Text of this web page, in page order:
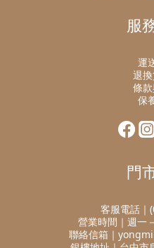
服
運
退
條
保
門
客服電話｜
營業時間｜週一
聯絡信箱｜